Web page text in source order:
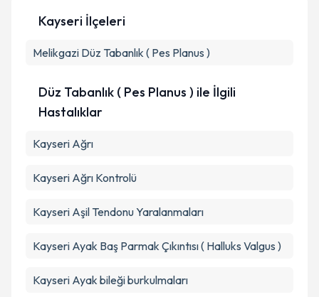
Metni'ni okudum ve kişisel verilerimin belirtilen
Kayseri İlçeleri
Melikgazi Düz Tabanlık ( Pes Planus )
Düz Tabanlık ( Pes Planus ) ile İlgili
Hastalıklar
Kayseri Ağrı
Kayseri Ağrı Kontrolü
Kayseri Aşil Tendonu Yaralanmaları
Kayseri Ayak Baş Parmak Çıkıntısı ( Halluks Valgus )
Kayseri Ayak bileği burkulmaları